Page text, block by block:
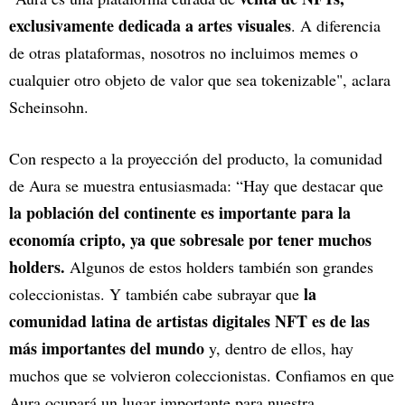
exclusivamente dedicada a artes visuales. A diferencia
de otras plataformas, nosotros no incluimos memes o
cualquier otro objeto de valor que sea tokenizable", aclara
Scheinsohn.
Con respecto a la proyección del producto, la comunidad
de Aura se muestra entusiasmada: “Hay que destacar que
la población del continente es importante para la
economía cripto, ya que sobresale por tener muchos
holders. Algunos de estos holders también son grandes
coleccionistas. Y también cabe subrayar que la
comunidad latina de artistas digitales NFT es de las
más importantes del mundo y, dentro de ellos, hay
muchos que se volvieron coleccionistas. Confiamos en que